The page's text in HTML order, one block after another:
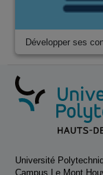
Développer ses
Université
Campus Le Mont